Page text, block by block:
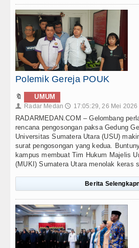
Polemik Gereja POUK
🔖 UMUM
👤 Radar Medan 🕔 17:05:29, 26 Mei 2026
RADARMEDAN.COM – Gelombang
rencana pengosongan paksa Gedung
Universitas Sumatera Utara (USU)
surat pengosongan yang kedua.
kampus membuat Tim Hukum Majelis
(MUKI) Sumatera Utara menolak keras
Berita